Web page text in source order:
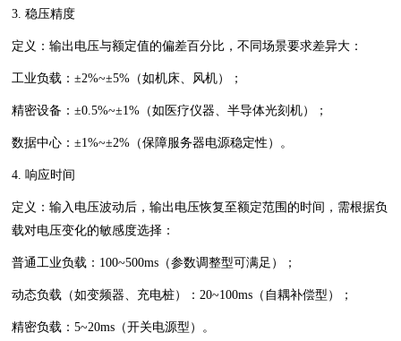
3. 稳压精度
定义：输出电压与额定值的偏差百分比，不同场景要求差异大：
工业负载：±2%~±5%（如机床、风机）；
精密设备：±0.5%~±1%（如医疗仪器、半导体光刻机）；
数据中心：±1%~±2%（保障服务器电源稳定性）。
4. 响应时间
定义：输入电压波动后，输出电压恢复至额定范围的时间，需根据负
载对电压变化的敏感度选择：
普通工业负载：100~500ms（参数调整型可满足）；
动态负载（如变频器、充电桩）：20~100ms（自耦补偿型）；
精密负载：5~20ms（开关电源型）。